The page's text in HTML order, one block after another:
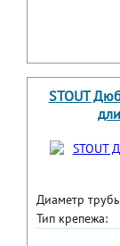
STOUT
Диаметр
Тип крепежа: